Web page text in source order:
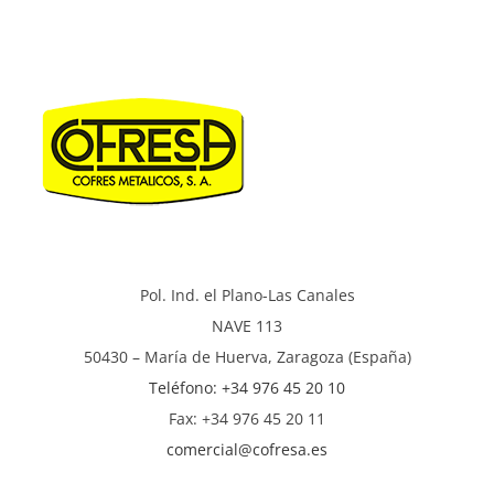
Pol. Ind. el Plano-Las Canales
NAVE 113
50430 – María de Huerva, Zaragoza (España)
Teléfono: +34 976 45 20 10
Fax: +34 976 45 20 11
comercial@cofresa.es